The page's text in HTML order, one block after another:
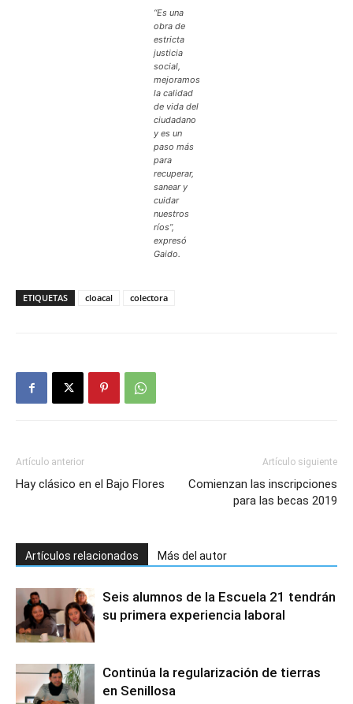
“Es una
obra de
estricta
justicia
social,
mejoramos
la calidad
de vida del
ciudadano
y es un
paso más
para
recuperar,
sanear y
cuidar
nuestros
ríos”,
expresó
Gaido.
ETIQUETAS cloacal colectora
Artículo anterior
Hay clásico en el Bajo Flores
Artículo siguiente
Comienzan las inscripciones
para las becas 2019
Artículos relacionados Más del autor
Seis alumnos de la Escuela 21 tendrán
su primera experiencia laboral
Continúa la regularización de tierras
en Senillosa